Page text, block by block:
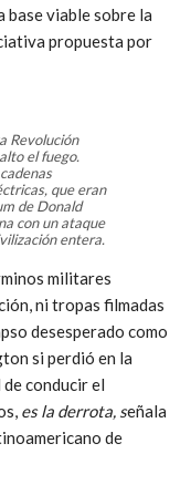
base viable sobre la
propuesta por
Revolución
el fuego.
que eran
de Donald
con un ataque
entera.
militares
ni tropas filmadas
desesperado como
si perdió en la
conducir el
es la derrota, señala
de